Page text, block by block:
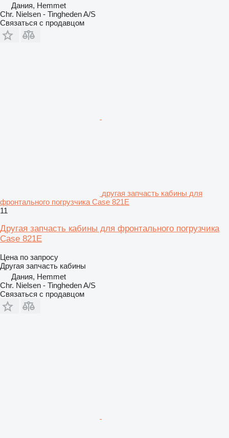
Дания, Hemmet
Chr. Nielsen - Tingheden A/S
Связаться с продавцом
другая запчасть кабины для
фронтального погрузчика Case 821E
11
Другая запчасть кабины для фронтального погрузчика
Case 821E
Цена по запросу
Другая запчасть кабины
Дания, Hemmet
Chr. Nielsen - Tingheden A/S
Связаться с продавцом